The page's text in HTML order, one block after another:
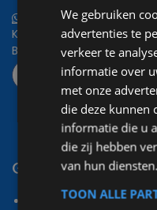
Stuur ons een
KvK:
34061277
BTW nr:
NL805937249B01
Garantie
Alles onder één dak
We gebruiken
advertenties te
verkeer te
informatie over
met onze
die deze kunnen
informatie die u
die zij hebben
van hun diensten.
TOON ALLE